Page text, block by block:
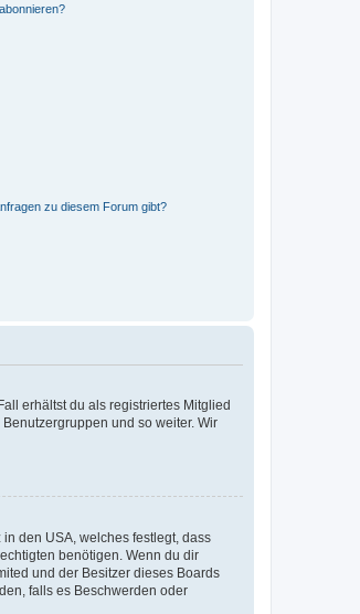
zu diesem Forum gibt?
erhältst du als registriertes Mitglied
und so weiter. Wir
den USA, welches festlegt, dass
benötigen. Wenn du dir
und der Besitzer dieses Boards
falls es Beschwerden oder